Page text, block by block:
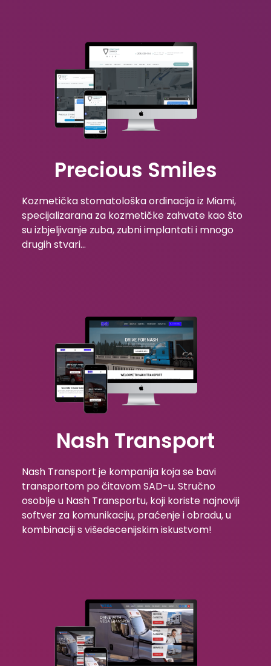
Precious Smiles
Kozmetička stomatološka ordinacija iz Miami,
specijalizarana za kozmetičke zahvate kao što
su izbjeljivanje zuba, zubni implantati i mnogo
drugih stvari…
Nash Transport
Nash Transport je kompanija koja se bavi
transportom po čitavom SAD-u. Stručno
osoblje u Nash Transportu, koji koriste najnoviji
softver za komunikaciju, praćenje i obradu, u
kombinaciji s višedecenijskim iskustvom!